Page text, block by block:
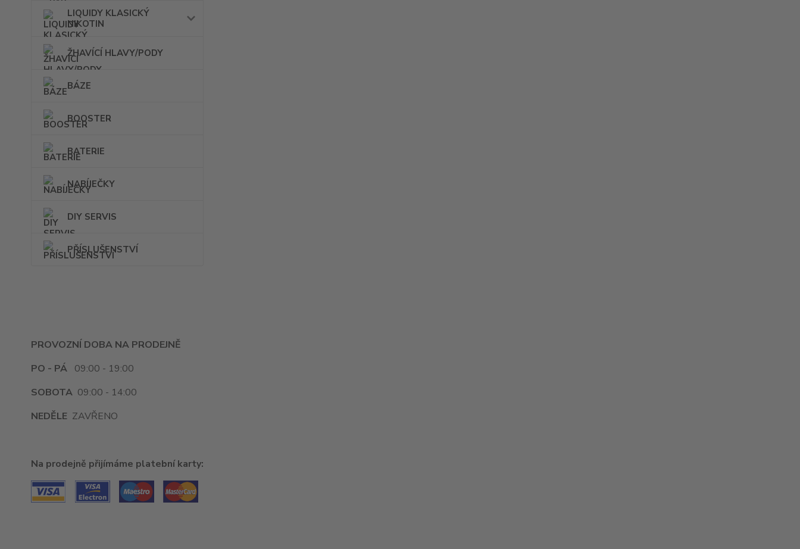
LIQUIDY KLASICKÝ
NIKOTIN
ŽHAVÍCÍ HLAVY/PODY
BÁZE
BOOSTER
BATERIE
NABÍJEČKY
DIY SERVIS
PŘÍSLUŠENSTVÍ
PROVOZNÍ DOBA NA PRODEJNĚ
PO - PÁ 09:00 - 19:00
SOBOTA 09:00 - 14:00
NEDĚLE ZAVŘENO
Na prodejně přijímáme platební karty: